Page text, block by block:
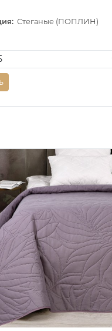
Стеганые (ПОПЛИН)